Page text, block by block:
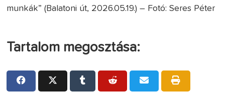
munkák” (Balatoni út, 2026.05.19.) – Fotó: Seres Péter
Tartalom megosztása: